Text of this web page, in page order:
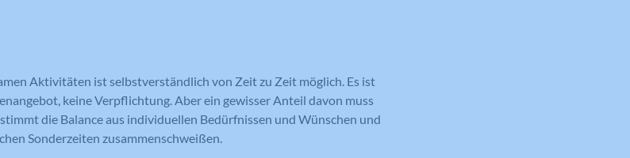
Aktivitäten ist selbstverständlich von Zeit zu Zeit möglich. Es ist
keine Verpflichtung. Aber ein gewisser Anteil davon muss
die Balance aus individuellen Bedürfnissen und Wünschen und
Sonderzeiten zusammenschweißen.
Cookie-Einstellungen für diese Website
zu speichern.
um die Anforderungsrate
GPS